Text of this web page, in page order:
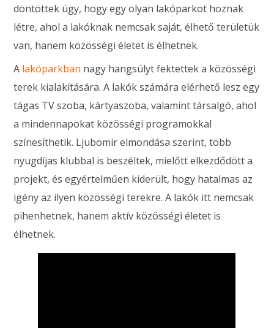
döntöttek úgy, hogy egy olyan lakóparkot hoznak
létre, ahol a lakóknak nemcsak saját, élhető területük
van, hanem közösségi életet is élhetnek.
A lakóparkban nagy hangsúlyt fektettek a közösségi
terek kialakítására. A lakók számára elérhető lesz egy
tágas TV szoba, kártyaszoba, valamint társalgó, ahol
a mindennapokat közösségi programokkal
színesíthetik. Ljubomir elmondása szerint, több
nyugdíjas klubbal is beszéltek, mielőtt elkezdődött a
projekt, és egyértelműen kiderült, hogy hatalmas az
igény az ilyen közösségi terekre. A lakók itt nemcsak
pihenhetnek, hanem aktív közösségi életet is
élhetnek.